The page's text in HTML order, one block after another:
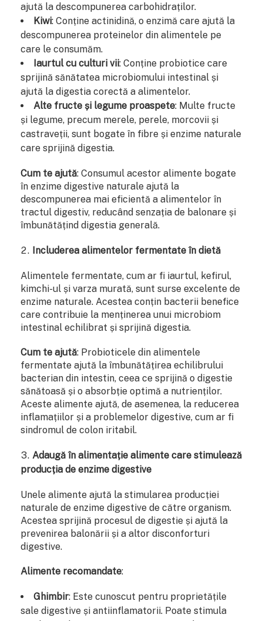
ajută la descompunerea carbohidraților.
Kiwi: Conține actinidină, o enzimă care ajută la
descompunerea proteinelor din alimentele pe
care le consumăm.
Iaurtul cu culturi vii: Conține probiotice care
sprijină sănătatea microbiomului intestinal și
ajută la digestia corectă a alimentelor.
Alte fructe și legume proaspete: Multe fructe
și legume, precum merele, perele, morcovii și
castraveții, sunt bogate în fibre și enzime naturale
care sprijină digestia.
Cum te ajută: Consumul acestor alimente bogate
în enzime digestive naturale ajută la
descompunerea mai eficientă a alimentelor în
tractul digestiv, reducând senzația de balonare și
îmbunătățind digestia generală.
Includerea alimentelor fermentate în dietă
Alimentele fermentate, cum ar fi iaurtul, kefirul,
kimchi-ul și varza murată, sunt surse excelente de
enzime naturale. Acestea conțin bacterii benefice
care contribuie la menținerea unui microbiom
intestinal echilibrat și sprijină digestia.
Cum te ajută: Probioticele din alimentele
fermentate ajută la îmbunătățirea echilibrului
bacterian din intestin, ceea ce sprijină o digestie
sănătoasă și o absorbție optimă a nutrienților.
Aceste alimente ajută, de asemenea, la reducerea
inflamațiilor și a problemelor digestive, cum ar fi
sindromul de colon iritabil.
Adaugă în alimentație alimente care stimulează
producția de enzime digestive
Unele alimente ajută la stimularea producției
naturale de enzime digestive de către organism.
Acestea sprijină procesul de digestie și ajută la
prevenirea balonării și a altor disconforturi
digestive.
Alimente recomandate:
Ghimbir: Este cunoscut pentru proprietățile
sale digestive și antiinflamatorii. Poate stimula